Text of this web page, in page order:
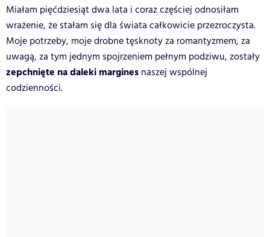
Miałam pięćdziesiąt dwa lata i coraz częściej odnosiłam
wrażenie, że stałam się dla świata całkowicie przezroczysta.
Moje potrzeby, moje drobne tęsknoty za romantyzmem, za
uwagą, za tym jednym spojrzeniem pełnym podziwu, zostały
zepchnięte na daleki margines naszej wspólnej
codzienności.